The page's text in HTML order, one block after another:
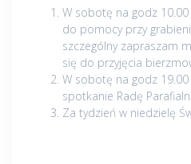
W sobotę na godz
do pomocy przy
szczególny zapraszam
się do przyjęcia
W sobotę na godz
spotkanie Radę
Za tydzień w niedzielę